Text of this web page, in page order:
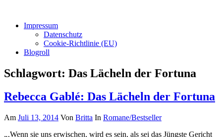
Impressum
Datenschutz
Cookie-Richtlinie (EU)
Blogroll
Schlagwort: Das Lächeln der Fortuna
Rebecca Gablé: Das Lächeln der Fortuna
Am Juli 13, 2014 Von Britta In Romane/Bestseller
„‚Wenn sie uns erwischen, wird es sein, als sei das Jüngste Gericht